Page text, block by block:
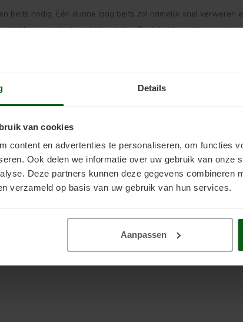
Details
van cookies
content en advertenties te personaliseren, om functies
Ook delen we informatie over uw gebruik van onze
Deze partners kunnen deze gegevens combineren
verzameld op basis van uw gebruik van hun services.
Aanpassen
beits nodig. Eén dunne laag beits zal namelijk snel
keer met beits te behandelen. De fabrieksmatig
hebben. Op kaal hout buiten kan vocht al snel voor
extra goed te beschermen.
Sealer (Endgrain Sealer)
houten planken (ook wel kopshout genoemd)
laag is speciaal bedoeld om de grove poriën van de
dat is het begin van houtrot en onthechting van de beits.
verf
stap voor elke schilderklus is: schoonmaken!